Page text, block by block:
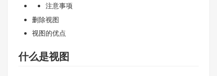
注意事项
删除视图
视图的优点
什么是视图